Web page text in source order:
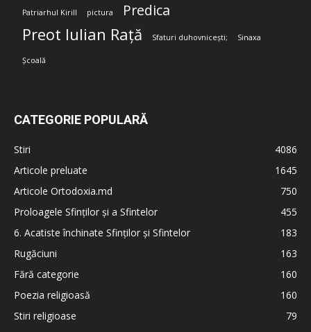
Patriarhul Kirill pictura Predica
Preot Iulian Rață Sfaturi duhovnicești; Sinaxa
Școală
CATEGORIE POPULARĂ
Stiri
4086
Articole preluate
1645
Articole Ortodoxia.md
750
Proloagele Sfinților și a Sfintelor
455
6. Acatiste închinate Sfinților și Sfintelor
183
Rugăciuni
163
Fără categorie
160
Poezia religioasă
160
Stiri religioase
79